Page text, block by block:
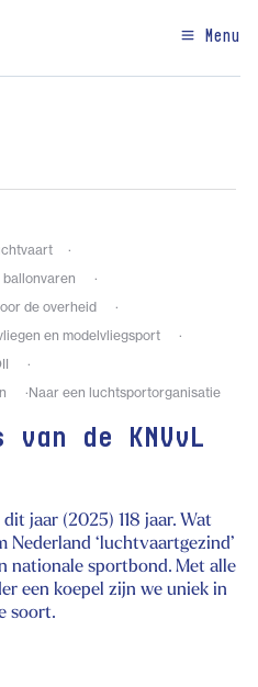
Menu
de overheid
en modelvliegsport
Naar een luchtsportorganisatie
van de KNVvL
jaar (2025) 118 jaar. Wat
Nederland ‘luchtvaartgezind’
nationale sportbond. Met alle
een koepel zijn we uniek in
soort.